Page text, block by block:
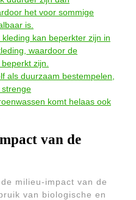
het voor sommige
is.
kan beperkter zijn in
waardoor de
zijn.
als duurzaam bestempelen,
komt helaas ook
van de
milieu-impact van de
van biologische en